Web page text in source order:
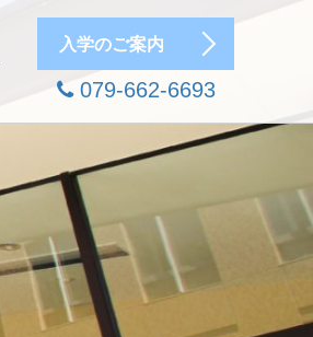
入学のご案内
079-662-6693